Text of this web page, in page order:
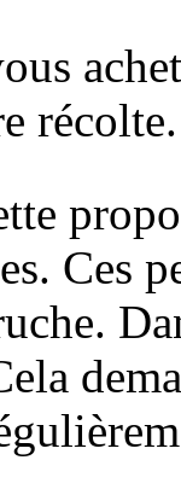
récolte.
Ces